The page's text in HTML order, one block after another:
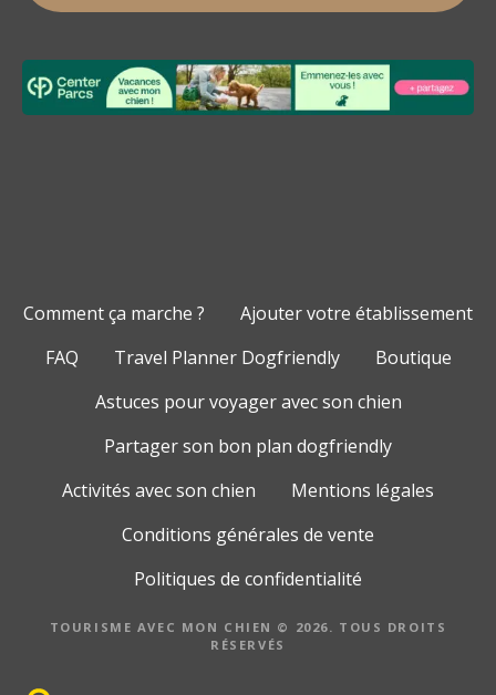
Comment ça marche ?
Ajouter votre établissement
FAQ
Travel Planner Dogfriendly
Boutique
Astuces pour voyager avec son chien
Partager son bon plan dogfriendly
Activités avec son chien
Mentions légales
Conditions générales de vente
Politiques de confidentialité
TOURISME AVEC MON CHIEN © 2026. TOUS DROITS
RÉSERVÉS